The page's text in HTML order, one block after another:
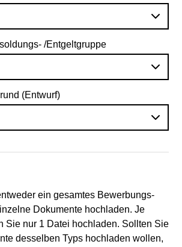
/Entgeltgruppe
(Entwurf)
ein gesamtes Bewerbungs-
Dokumente hochladen. Je
Sie nur 1 Datei hochladen. Sollten Sie
desselben Typs hochladen wollen,